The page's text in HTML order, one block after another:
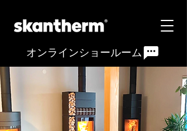
オンラインショールーム